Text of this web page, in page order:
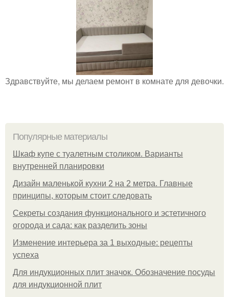
Здравствуйте, мы делаем ремонт в комнате для девочки.
Популярные материалы
Шкаф купе с туалетным столиком. Варианты
внутренней планировки
Дизайн маленькой кухни 2 на 2 метра. Главные
принципы, которым стоит следовать
Секреты создания функционального и эстетичного
огорода и сада: как разделить зоны
Изменение интерьера за 1 выходные: рецепты
успеха
Для индукционных плит значок. Обозначение посуды
для индукционной плит